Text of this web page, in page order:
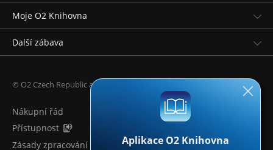
Moje O2 Knihovna
Další zábava
© O2 Czech Republic a.s.
Nákupní řád
Přístupnost
Zásady zpracování osobních údajůAplikace O2 Knihovna